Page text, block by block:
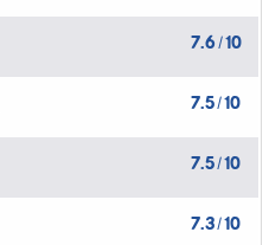
7.6 /10
7.5/10
7.5/10
7.3/10